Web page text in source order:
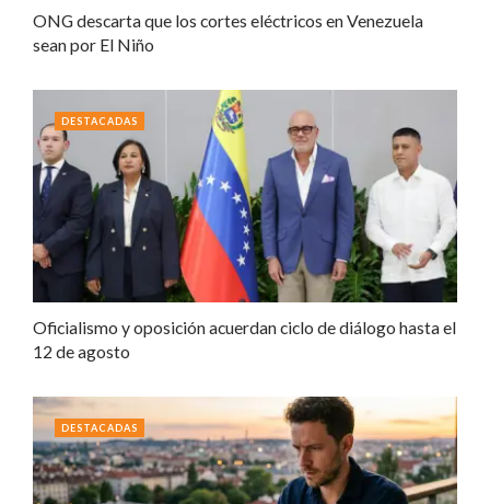
ONG descarta que los cortes eléctricos en Venezuela
sean por El Niño
Oficialismo y oposición acuerdan ciclo de diálogo hasta el
12 de agosto
DESTACADAS
DESTACADAS